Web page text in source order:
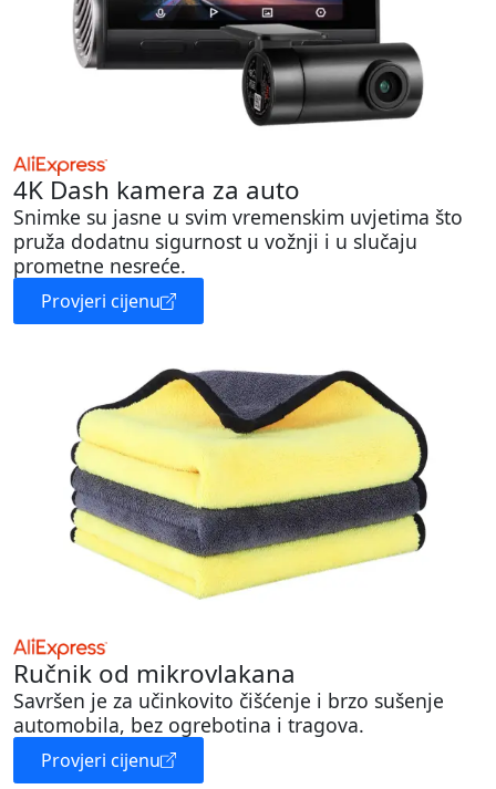
4K Dash kamera za auto
Snimke su jasne u svim vremenskim uvjetima što
pruža dodatnu sigurnost u vožnji i u slučaju
prometne nesreće.
Provjeri cijenu
Ručnik od mikrovlakana
Savršen je za učinkovito čišćenje i brzo sušenje
automobila, bez ogrebotina i tragova.
Provjeri cijenu